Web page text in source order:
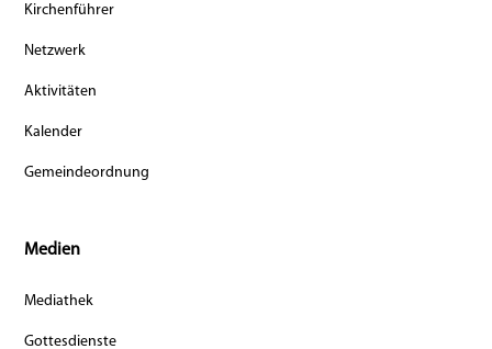
Kirchenführer
Netzwerk
Aktivitäten
Kalender
Gemeindeordnung
Medien
Mediathek
Gottesdienste